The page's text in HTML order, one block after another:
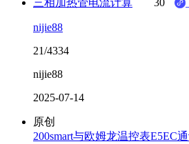
三相加热管电流计算 30
nijie88
21/4334
nijie88
2025-07-14
原创
200smart与欧姆龙温控表E5EC